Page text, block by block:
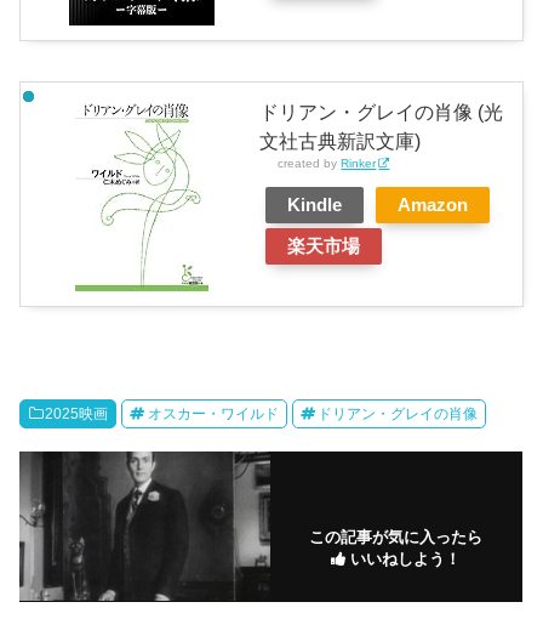
ドリアン・グレイの肖像 (光
文社古典新訳文庫)
created byRinker
Kindle Amazon
楽天市場
2025映画 オスカー・ワイルド ドリアン・グレイの肖像
この記事が気に入ったら
いいねしよう！